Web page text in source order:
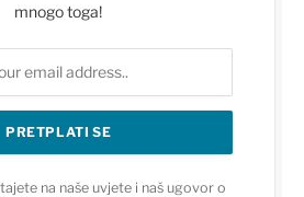
mnogo toga!
na naše uvjete i naš ugovor o